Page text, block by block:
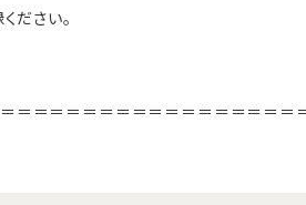
ださい。
＝＝＝＝＝＝＝＝＝＝＝＝＝＝＝＝＝